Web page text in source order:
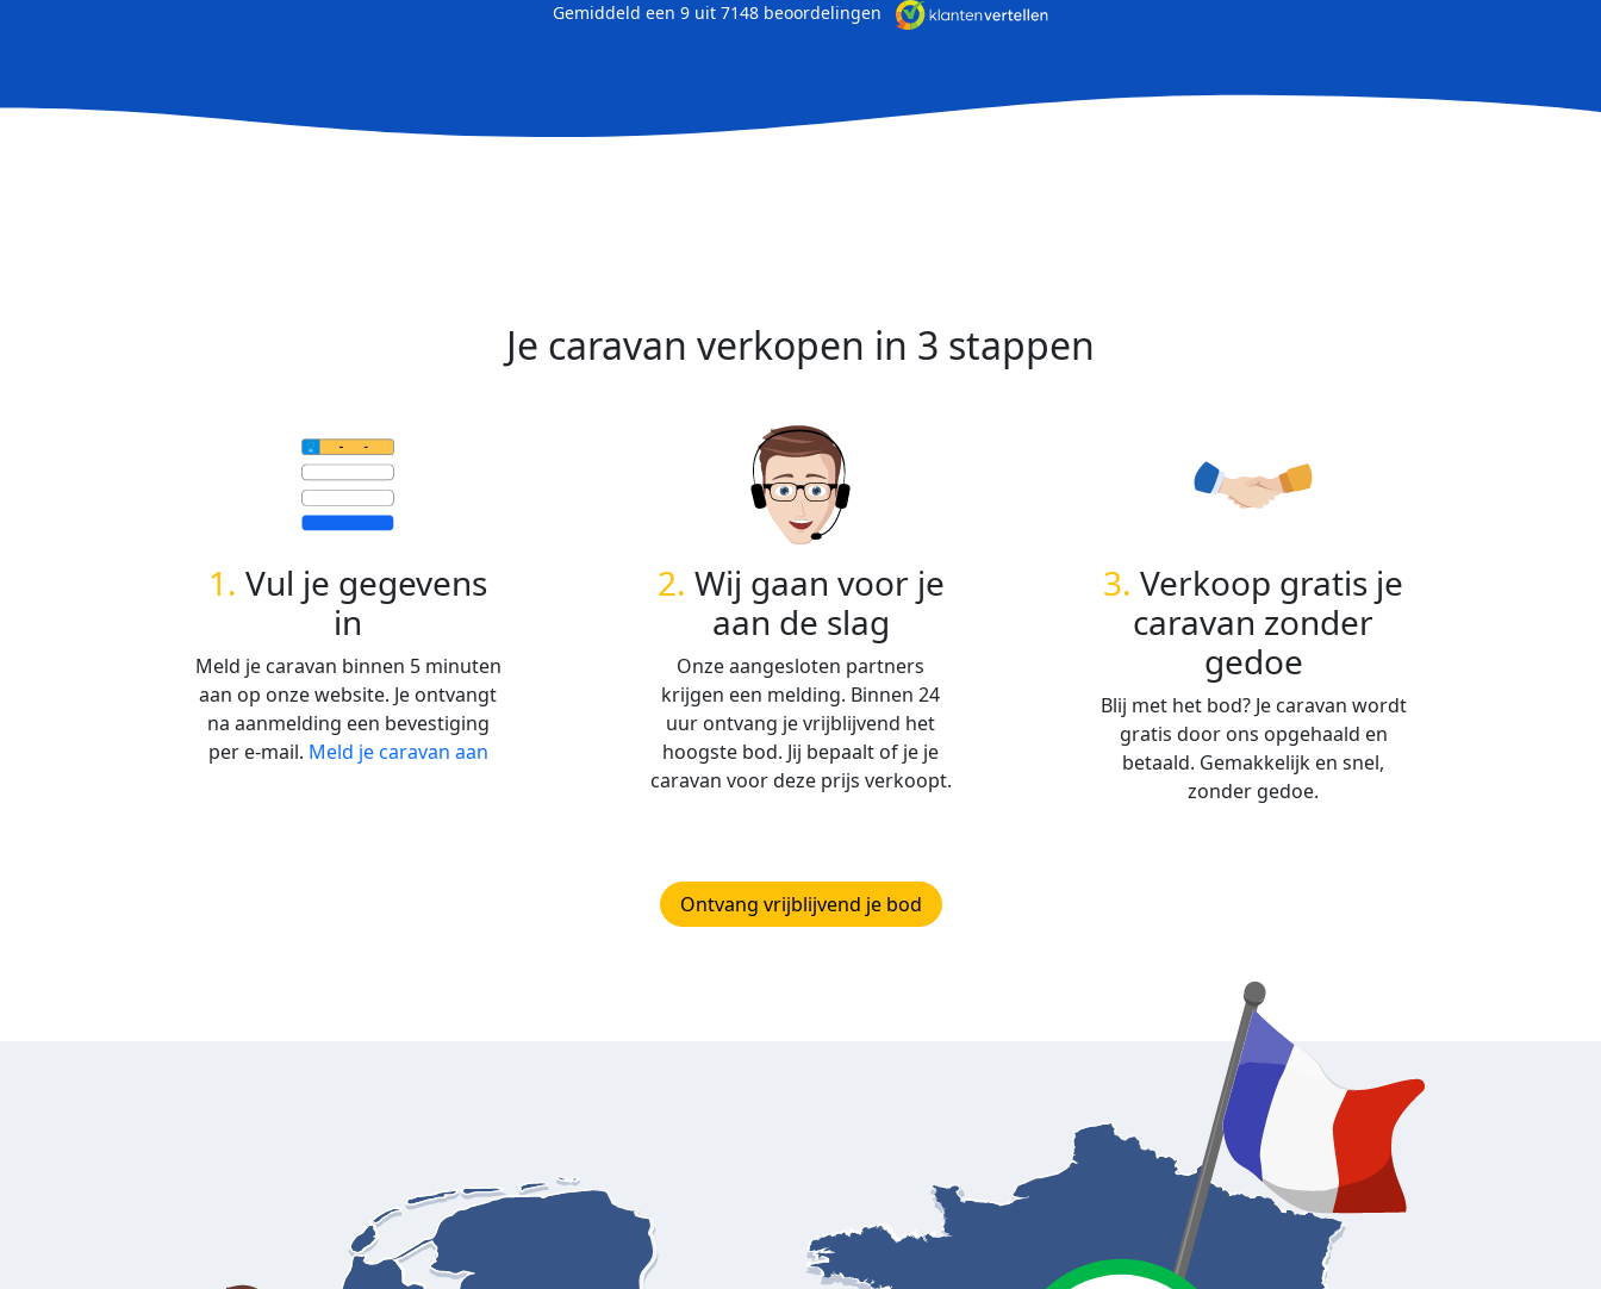
Gemiddeld een 9 uit 7148 beoordelingen
Je caravan verkopen in 3 stappen
1. Vul je gegevens
in
Meld je caravan binnen 5 minuten
aan op onze website. Je ontvangt
na aanmelding een bevestiging
per e-mail. Meld je caravan aan
2. Wij gaan voor je
aan de slag
Onze aangesloten partners
krijgen een melding. Binnen 24
uur ontvang je vrijblijvend het
hoogste bod. Jij bepaalt of je je
caravan voor deze prijs verkoopt.
3. Verkoop gratis je
caravan zonder
gedoe
Blij met het bod? Je caravan wordt
gratis door ons opgehaald en
betaald. Gemakkelijk en snel,
zonder gedoe.
Ontvang vrijblijvend je bod